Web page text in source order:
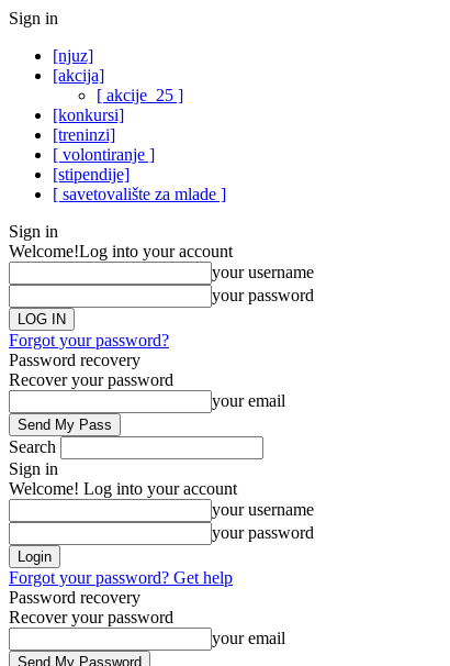
Sign in
[njuz]
[akcija]
[ akcije_25 ]
[konkursi]
[treninzi]
[ volontiranje ]
[stipendije]
[ savetovalište za mlade ]
Sign in
Welcome!Log into your account
your username
your password
Forgot your password?
Password recovery
Recover your password
your email
Search
Sign in
Welcome! Log into your account
your username
your password
Forgot your password? Get help
Password recovery
Recover your password
your email